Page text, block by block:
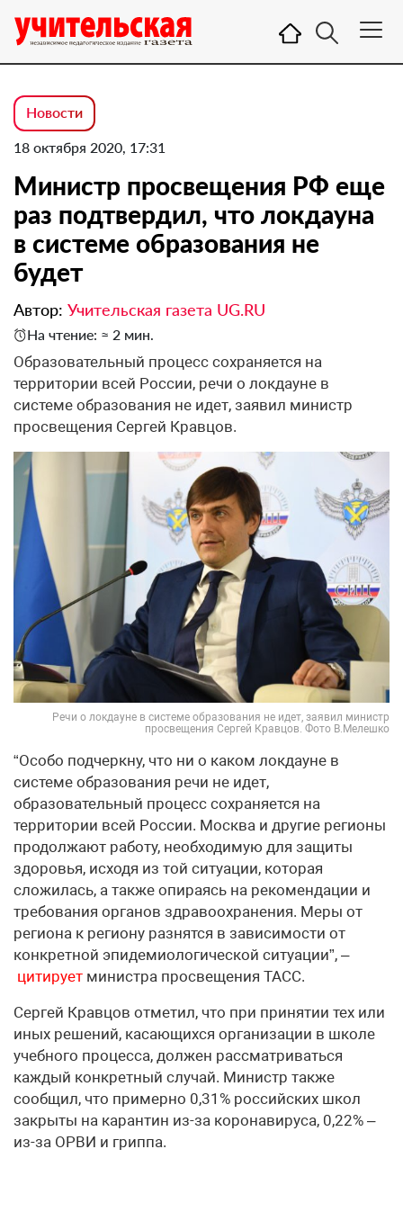
Новости
18 октября 2020, 17:31
Министр просвещения РФ еще
раз подтвердил, что локдауна
в системе образования не
будет
Автор: Учительская газета UG.RU
На чтение: ≈ 2 мин.
Образовательный процесс сохраняется на
территории всей России, речи о локдауне в
системе образования не идет, заявил министр
просвещения Сергей Кравцов.
Речи о локдауне в системе образования не идет, заявил министр
просвещения Сергей Кравцов. Фото В.Мелешко
“Особо подчеркну, что ни о каком локдауне в
системе образования речи не идет,
образовательный процесс сохраняется на
территории всей России. Москва и другие регионы
продолжают работу, необходимую для защиты
здоровья, исходя из той ситуации, которая
сложилась, а также опираясь на рекомендации и
требования органов здравоохранения. Меры от
региона к региону разнятся в зависимости от
конкретной эпидемиологической ситуации”, –
цитирует министра просвещения ТАСС.
Сергей Кравцов отметил, что при принятии тех или
иных решений, касающихся организации в школе
учебного процесса, должен рассматриваться
каждый конкретный случай. Министр также
сообщил, что примерно 0,31% российских школ
закрыты на карантин из-за коронавируса, 0,22% –
из-за ОРВИ и гриппа.